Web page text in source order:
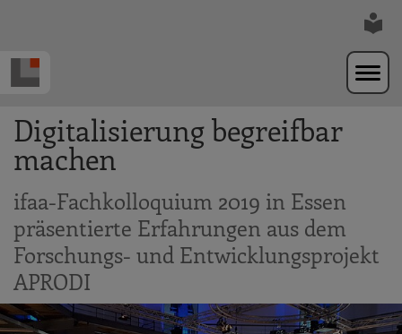
Digitalisierung begreifbar
machen
ifaa-Fachkolloquium 2019 in Essen
präsentierte Erfahrungen aus dem
Forschungs- und Entwicklungsprojekt
APRODI